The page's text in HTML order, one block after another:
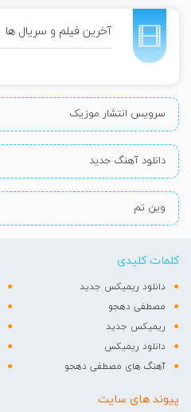
آخرین فیلم و سریال ها
سرویس انتشار موزیک
دانلود آهنگ جدید
وین تم
کلمات کلیدی
دانلود ریمیکس جدید
مصطفی دهجو
ریمیکس جدید
دانلود ریمیکس
آهنگ های مصطفی دهجو
پیوند های سایت